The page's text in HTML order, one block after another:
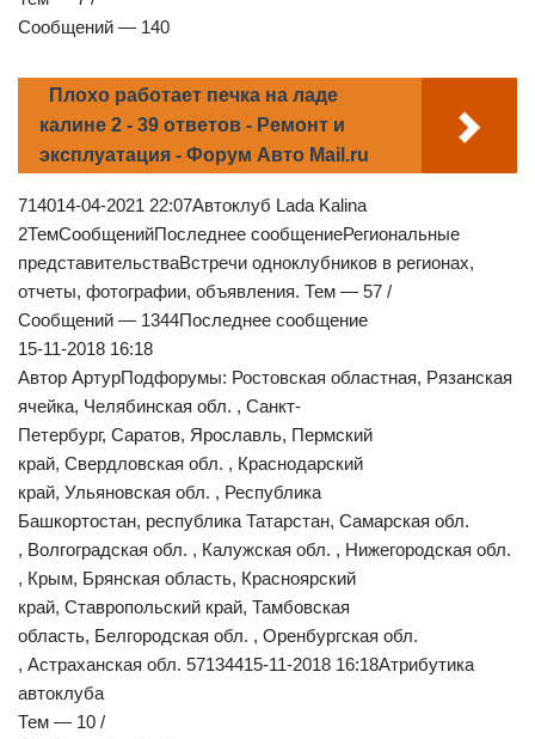
Сообщений — 140
Плохо работает печка на ладе
калине 2 - 39 ответов - Ремонт и
эксплуатация - Форум Авто Mail.ru
714014-04-2021 22:07Автоклуб Lada Kalina
2ТемСообщенийПоследнее сообщениеРегиональные
представительстваВстречи одноклубников в регионах,
отчеты, фотографии, объявления. Тем — 57 /
Сообщений — 1344Последнее сообщение
15-11-2018 16:18
Автор АртурПодфорумы: Ростовская областная, Рязанская
ячейка, Челябинская обл. , Санкт-
Петербург, Саратов, Ярославль, Пермский
край, Свердловская обл. , Краснодарский
край, Ульяновская обл. , Республика
Башкортостан, республика Татарстан, Самарская обл.
, Волгоградская обл. , Калужская обл. , Нижегородская обл.
, Крым, Брянская область, Красноярский
край, Ставропольский край, Тамбовская
область, Белгородская обл. , Оренбургская обл.
, Астраханская обл. 57134415-11-2018 16:18Атрибутика
автоклуба
Тем — 10 /